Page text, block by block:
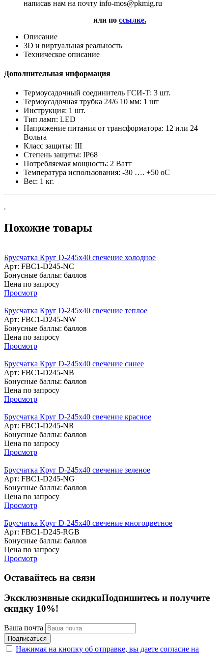
написав нам на почту info-mos@pkmig.ru
или по ссылке.
Описание
3D и виртуальная реальность
Техническое описание
Дополнительная информация
Термоусадочный соединитель ГСИ-Т: 3 шт.
Термоусадочная трубка 24/6 10 мм: 1 шт
Инструкция: 1 шт.
Тип ламп: LED
Напряжение питания от трансформатора: 12 или 24
Вольта
Класс защиты: III
Степень защиты: IP68
Потребляемая мощность: 2 Ватт
Температура использования: -30 …. +50 oC
Вес: 1 кг.
.
Похожие товары
Брусчатка Круг D-245x40 свечение холодное
Арт: FBC1-D245-NC
Бонусные баллы: баллов
Цена по запросу
Просмотр
Брусчатка Круг D-245x40 свечение теплое
Арт: FBC1-D245-NW
Бонусные баллы: баллов
Цена по запросу
Просмотр
Брусчатка Круг D-245x40 свечение синее
Арт: FBC1-D245-NB
Бонусные баллы: баллов
Цена по запросу
Просмотр
Брусчатка Круг D-245x40 свечение красное
Арт: FBC1-D245-NR
Бонусные баллы: баллов
Цена по запросу
Просмотр
Брусчатка Круг D-245x40 свечение зеленое
Арт: FBC1-D245-NG
Бонусные баллы: баллов
Цена по запросу
Просмотр
Брусчатка Круг D-245x40 свечение многоцветное
Арт: FBC1-D245-RGB
Бонусные баллы: баллов
Цена по запросу
Просмотр
Оставайтесь на связи
Эксклюзивные скидкиПодпишитесь и получите
скидку 10%!
Ваша почта
Подписаться
Нажимая на кнопку об отправке, вы даете согласие на